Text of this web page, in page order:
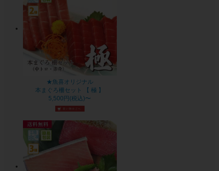
★魚喜オリジナル
本まぐろ柵セット 【 極 】
5,500円(税込)〜